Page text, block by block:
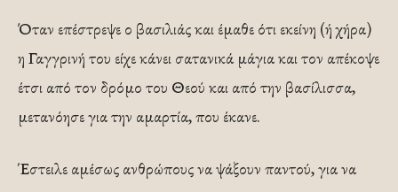
Όταν επέστρεψε ο βασιλιάς και έμαθε ότι εκείνη (ή χήρα)
η Γαγγρινή του είχε κάνει σατανικά μάγια και τον απέκοψε
έτσι από τον δρόμο του Θεού και από την βασίλισσα,
μετανόησε για την αμαρτία, που έκανε.
Έστειλε αμέσως ανθρώπους να ψάξουν παντού, για να